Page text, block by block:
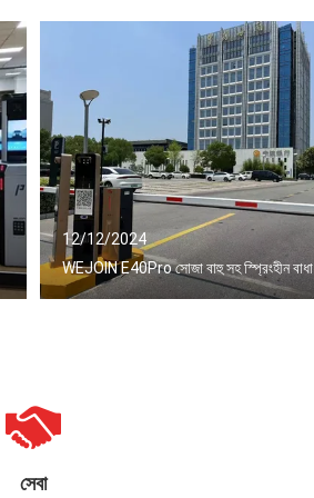
12/12/2024
WEJOIN E40Pro সোজা বাহু সহ স্প্রিংহীন বাধা
সেবা